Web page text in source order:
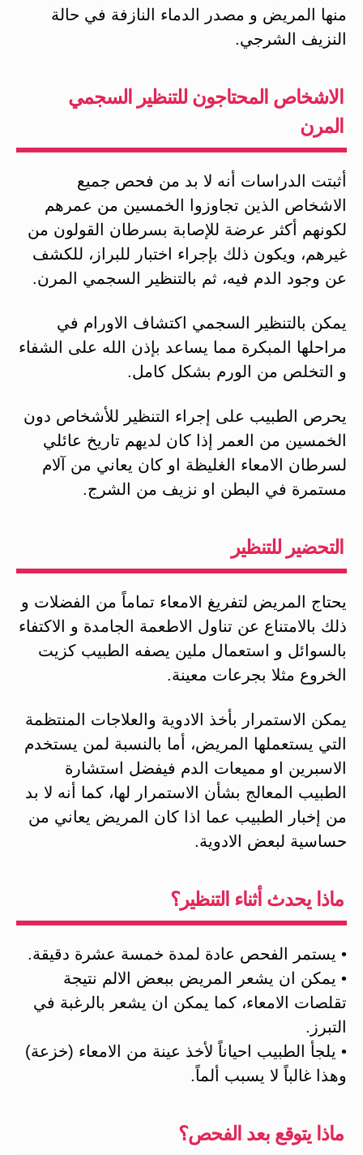
منها المريض و مصدر الدماء النازفة في حالة
النزيف الشرجي.
الاشخاص المحتاجون للتنظير السجمي
المرن
أثبتت الدراسات أنه لا بد من فحص جميع
الاشخاص الذين تجاوزوا الخمسين من عمرهم
لكونهم أكثر عرضة للإصابة بسرطان القولون من
غيرهم، ويكون ذلك بإجراء اختبار للبراز، للكشف
عن وجود الدم فيه، ثم بالتنظير السجمي المرن.
يمكن بالتنظير السجمي اكتشاف الاورام في
مراحلها المبكرة مما يساعد بإذن الله على الشفاء
و التخلص من الورم بشكل كامل.
يحرص الطبيب على إجراء التنظير للأشخاص دون
الخمسين من العمر إذا كان لديهم تاريخ عائلي
لسرطان الامعاء الغليظة او كان يعاني من آلام
مستمرة في البطن او نزيف من الشرج.
التحضير للتنظير
يحتاج المريض لتفريغ الامعاء تماماً من الفضلات و
ذلك بالامتناع عن تناول الاطعمة الجامدة و الاكتفاء
بالسوائل و استعمال ملين يصفه الطبيب كزيت
الخروع مثلا بجرعات معينة.
يمكن الاستمرار بأخذ الادوية والعلاجات المنتظمة
التي يستعملها المريض، أما بالنسبة لمن يستخدم
الاسبرين او مميعات الدم فيفضل استشارة
الطبيب المعالج بشأن الاستمرار لها، كما أنه لا بد
من إخبار الطبيب عما اذا كان المريض يعاني من
حساسية لبعض الادوية.
ماذا يحدث أثناء التنظير؟
• يستمر الفحص عادة لمدة خمسة عشرة دقيقة.
• يمكن ان يشعر المريض ببعض الالم نتيجة
تقلصات الامعاء، كما يمكن ان يشعر بالرغبة في
التبرز.
• يلجأ الطبيب احياناً لأخذ عينة من الامعاء (خزعة)
وهذا غالباً لا يسبب ألماً.
ماذا يتوقع بعد الفحص؟